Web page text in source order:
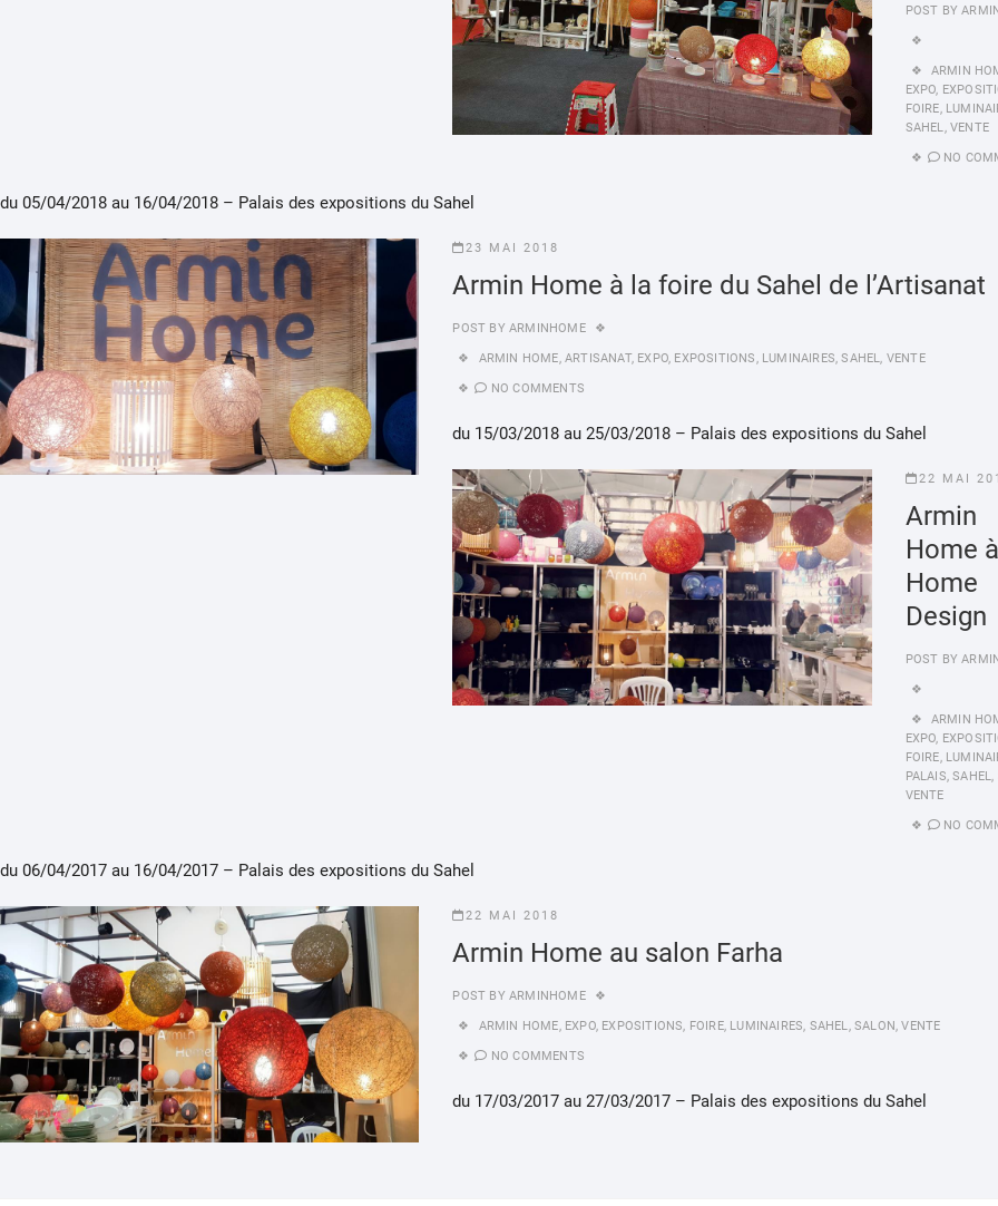
POST BY
ARMIN
EXPO,
FOIRE,
SAHEL,VENTE
NO
du 05/04/2018 au 16/04/2018 – Palais des expositions du Sahel
23 MAI 2018
Armin Home à la foire du Sahel de l’Artisanat
POST BY ARMINHOME
ARMIN HOME, ARTISANAT, EXPO, EXPOSITIONS, LUMINAIRES,SAHEL, VENTE
NO COMMENTS
du 15/03/2018 au 25/03/2018 – Palais des expositions du Sahel
22 MAI
Armin
Home à
Home
Design
POST BY
ARMIN
EXPO,
FOIRE,
PALAIS,SAHEL,
VENTE
NO
du 06/04/2017 au 16/04/2017 – Palais des expositions du Sahel
22 MAI 2018
Armin Home au salon Farha
POST BY ARMINHOME
ARMIN HOME, EXPO, EXPOSITIONS, FOIRE, LUMINAIRES, SAHEL, SALON,VENTE
NO COMMENTS
du 17/03/2017 au 27/03/2017 – Palais des expositions du Sahel